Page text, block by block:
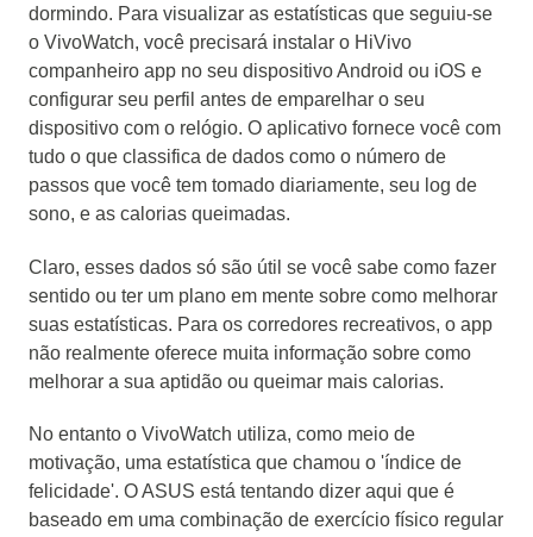
dormindo. Para visualizar as estatísticas que seguiu-se
o VivoWatch, você precisará instalar o HiVivo
companheiro app no seu dispositivo Android ou iOS e
configurar seu perfil antes de emparelhar o seu
dispositivo com o relógio. O aplicativo fornece você com
tudo o que classifica de dados como o número de
passos que você tem tomado diariamente, seu log de
sono, e as calorias queimadas.
Claro, esses dados só são útil se você sabe como fazer
sentido ou ter um plano em mente sobre como melhorar
suas estatísticas. Para os corredores recreativos, o app
não realmente oferece muita informação sobre como
melhorar a sua aptidão ou queimar mais calorias.
No entanto o VivoWatch utiliza, como meio de
motivação, uma estatística que chamou o 'índice de
felicidade'. O ASUS está tentando dizer aqui que é
baseado em uma combinação de exercício físico regular